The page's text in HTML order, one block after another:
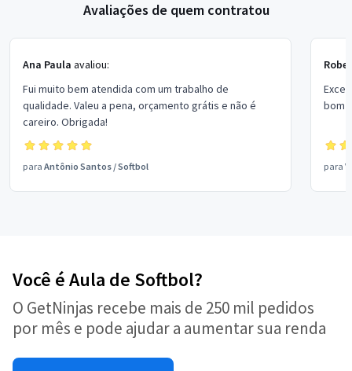
Avaliações de quem contratou
Ana Paula avaliou:
Fui muito bem atendida com um trabalho de
qualidade. Valeu a pena, orçamento grátis e não é
careiro. Obrigada!
para Antônio Santos /Softbol
bom
para
Você é Aula de Softbol?
O GetNinjas recebe mais de 250 mil pedidos
por mês e pode ajudar a aumentar sua renda